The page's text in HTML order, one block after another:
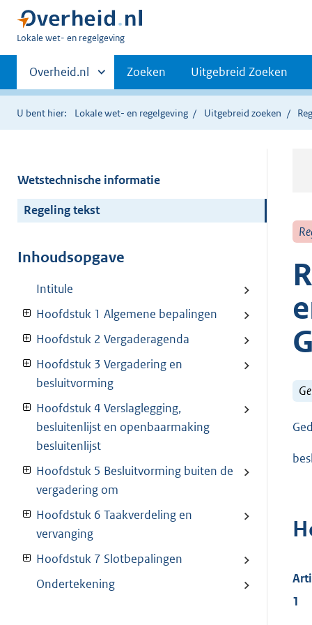
U
hier:
Lokale wet- en regelgeving
Primaire
navigatie
Andere
sites
binnen
Overheid.nl Zoeken Uitgebreid Zoeken
U bent hier: Lokale wet- en regelgeving Uitgebreid zoeken
Wetstechnische informatie
Regeling tekst
Inhoudsopgave
Intitule
Hoofdstuk 1 Algemene bepalingen
Hoofdstuk 2 Vergaderagenda
Hoofdstuk 3 Vergadering en
besluitvorming
Hoofdstuk 4 Verslaglegging,
besluitenlijst en openbaarmaking
besluitenlijst
Hoofdstuk 5 Besluitvorming buiten de
vergadering om
Hoofdstuk 6 Taakverdeling en
vervanging
Hoofdstuk 7 Slotbepalingen
Ondertekening
1